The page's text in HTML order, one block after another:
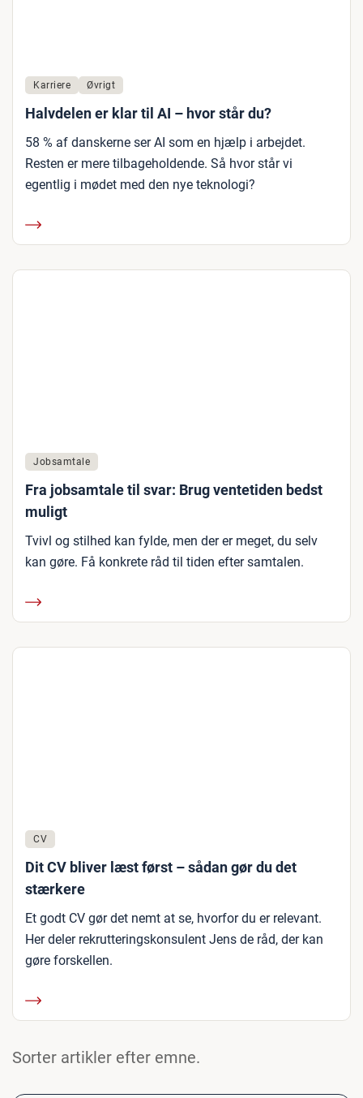
Karriere Øvrigt
Halvdelen er klar til AI – hvor står du?
58 % af danskerne ser AI som en hjælp i arbejdet.
Resten er mere tilbageholdende. Så hvor står vi
egentlig i mødet med den nye teknologi?
Jobsamtale
Fra jobsamtale til svar: Brug ventetiden bedst
muligt
Tvivl og stilhed kan fylde, men der er meget, du selv
kan gøre. Få konkrete råd til tiden efter samtalen.
CV
Dit CV bliver læst først – sådan gør du det
stærkere
Et godt CV gør det nemt at se, hvorfor du er relevant.
Her deler rekrutteringskonsulent Jens de råd, der kan
gøre forskellen.
Sorter artikler efter emne.